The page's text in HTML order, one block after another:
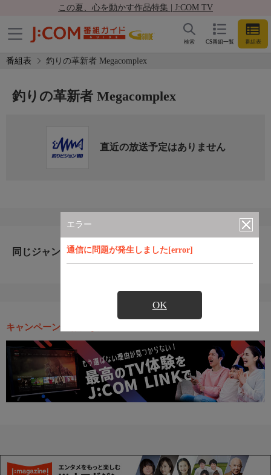
この夏、心を動かす作品特集 | J:COM TV
CS番組一覧 番組表
検索
番組表 釣りの革新者 Megacomplex
エラー
通信に問題が発生しました[error]
OK
釣りの革新者 Megacomplex
直近の放送予定はありません
同じジャンルのおすすめ番組
キャンペーン・お得な情報